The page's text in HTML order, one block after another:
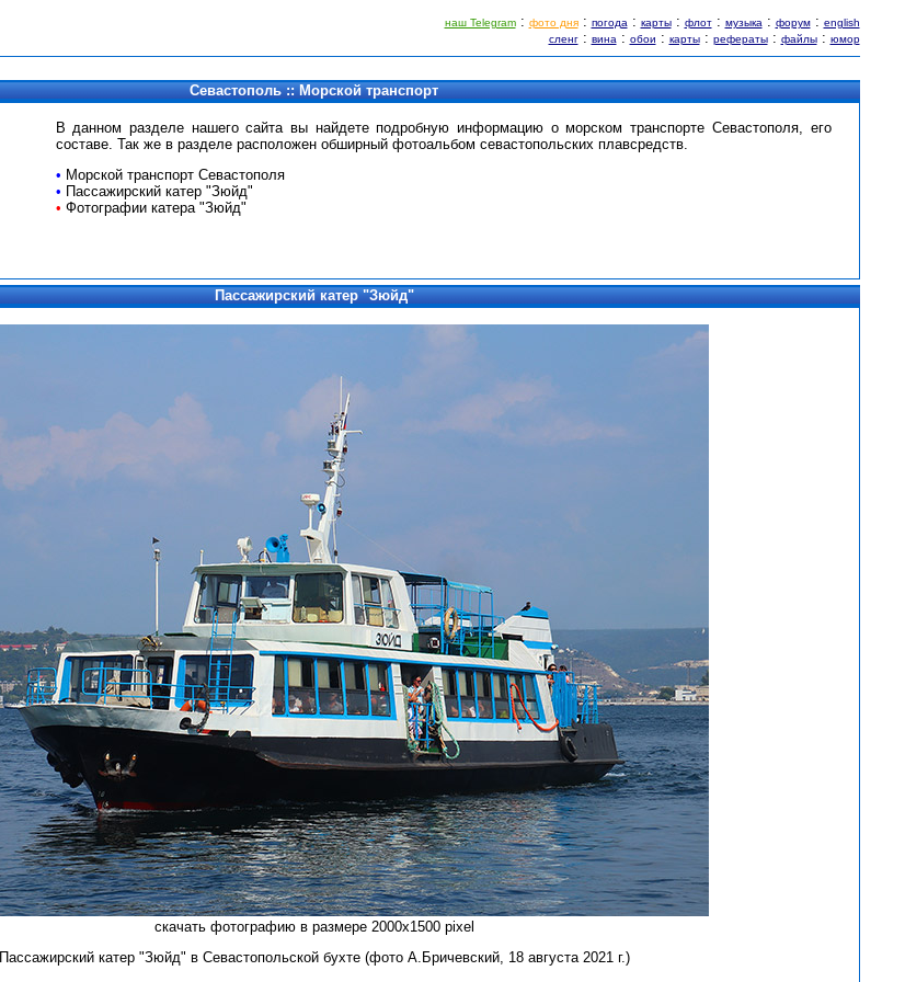
наш Telegram: фото дня: погода: карты: флот: музыка: форум: english
сленг: вина: обои : карты: рефераты: файлы: юмор
Севастополь :: Морской транспорт
В данном разделе нашего сайта вы найдете подробную информацию о морском транспорте Севастополя, его
составе. Так же в разделе расположен обширный фотоальбом севастопольских плавсредств.
• Морской транспорт Севастополя
• Пассажирский катер "Зюйд"
• Фотографии катера "Зюйд"
Пассажирский катер "Зюйд"
скачать фотографию в размере 2000х1500 pixel
Пассажирский катер "Зюйд" в Севастопольской бухте (фото А.Бричевский, 18 августа 2021 г.)